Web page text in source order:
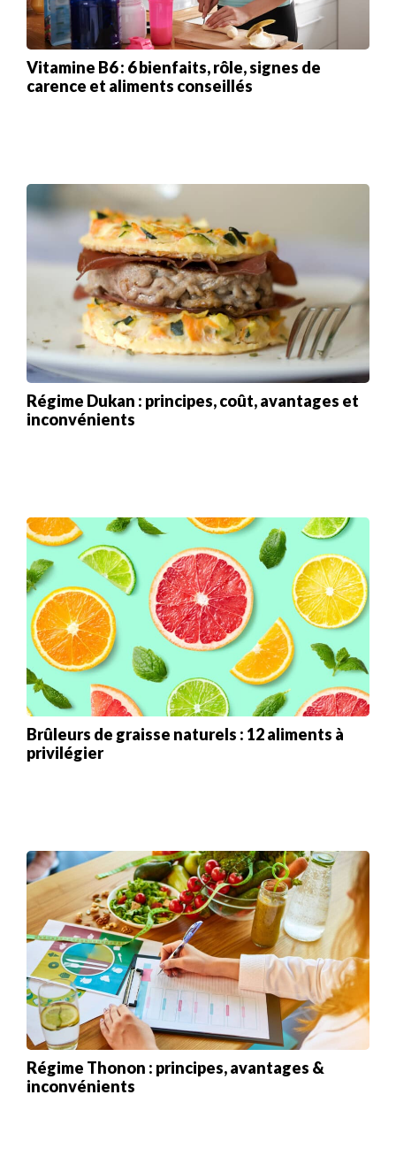
Vitamine B6 : 6 bienfaits, rôle, signes de
carence et aliments conseillés
Régime Dukan : principes, coût, avantages et
inconvénients
Brûleurs de graisse naturels : 12 aliments à
privilégier
Régime Thonon : principes, avantages &
inconvénients